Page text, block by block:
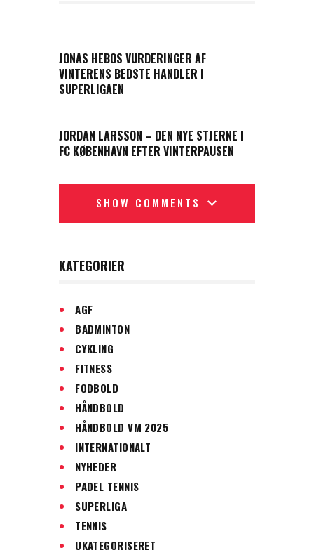
JONAS HEBOS VURDERINGER AF
VINTERENS BEDSTE HANDLER I
SUPERLIGAEN
JORDAN LARSSON – DEN NYE STJERNE I
FC KØBENHAVN EFTER VINTERPAUSEN
SHOW COMMENTS
KATEGORIER
AGF
BADMINTON
CYKLING
FITNESS
FODBOLD
HÅNDBOLD
HÅNDBOLD VM 2025
INTERNATIONALT
NYHEDER
PADEL TENNIS
SUPERLIGA
TENNIS
UKATEGORISERET